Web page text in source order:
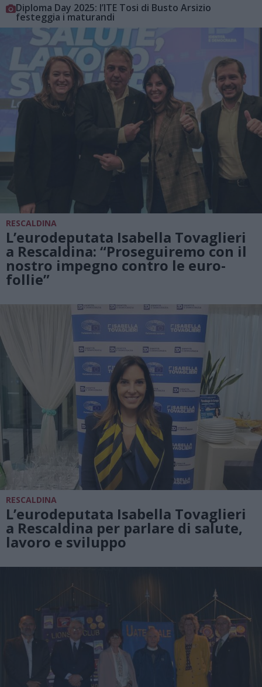
Diploma Day 2025: l’ITE Tosi di Busto Arsizio
festeggia i maturandi
RESCALDINA
L’eurodeputata Isabella Tovaglieri
a Rescaldina: “Proseguiremo con il
nostro impegno contro le euro-
follie”
RESCALDINA
L’eurodeputata Isabella Tovaglieri
a Rescaldina per parlare di salute,
lavoro e sviluppo